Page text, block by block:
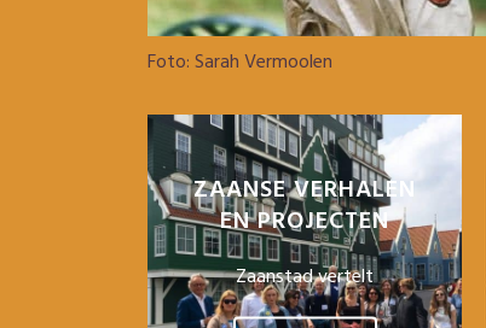
Foto: Sarah Vermoolen
ZAANSE VERHALEN
EN PROJECTEN
Zaanstad vertelt